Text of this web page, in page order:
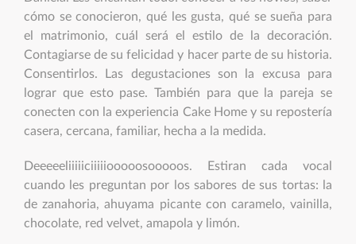
cómo se conocieron, qué les gusta, qué se sueña para
el matrimonio, cuál será el estilo de la decoración.
Contagiarse de su felicidad y hacer parte de su historia.
Consentirlos. Las degustaciones son la excusa para
lograr que esto pase. También para que la pareja se
conecten con la experiencia Cake Home y su repostería
casera, cercana, familiar, hecha a la medida.
Deeeeeliiiiiciiiiiooooosooooos. Estiran cada vocal
cuando les preguntan por los sabores de sus tortas: la
de zanahoria, ahuyama picante con caramelo, vainilla,
chocolate, red velvet, amapola y limón.